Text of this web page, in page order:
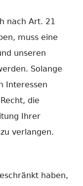
nach Art. 21
muss eine
unseren
Solange
Interessen
die
Ihrer
verlangen.
haben,